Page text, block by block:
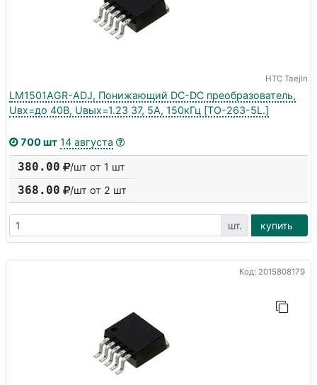
HTC Taejin
LM1501AGR-ADJ, Понижающий DC-DC преобразователь,
Uвх=до 40В, Uвых=1.23 37, 5А, 150кГц [TO-263-5L.]
700 шт 14 августа
380.00 /шт от 1 шт
368.00 /шт от 2 шт
шт. купить
Код: 2015808179